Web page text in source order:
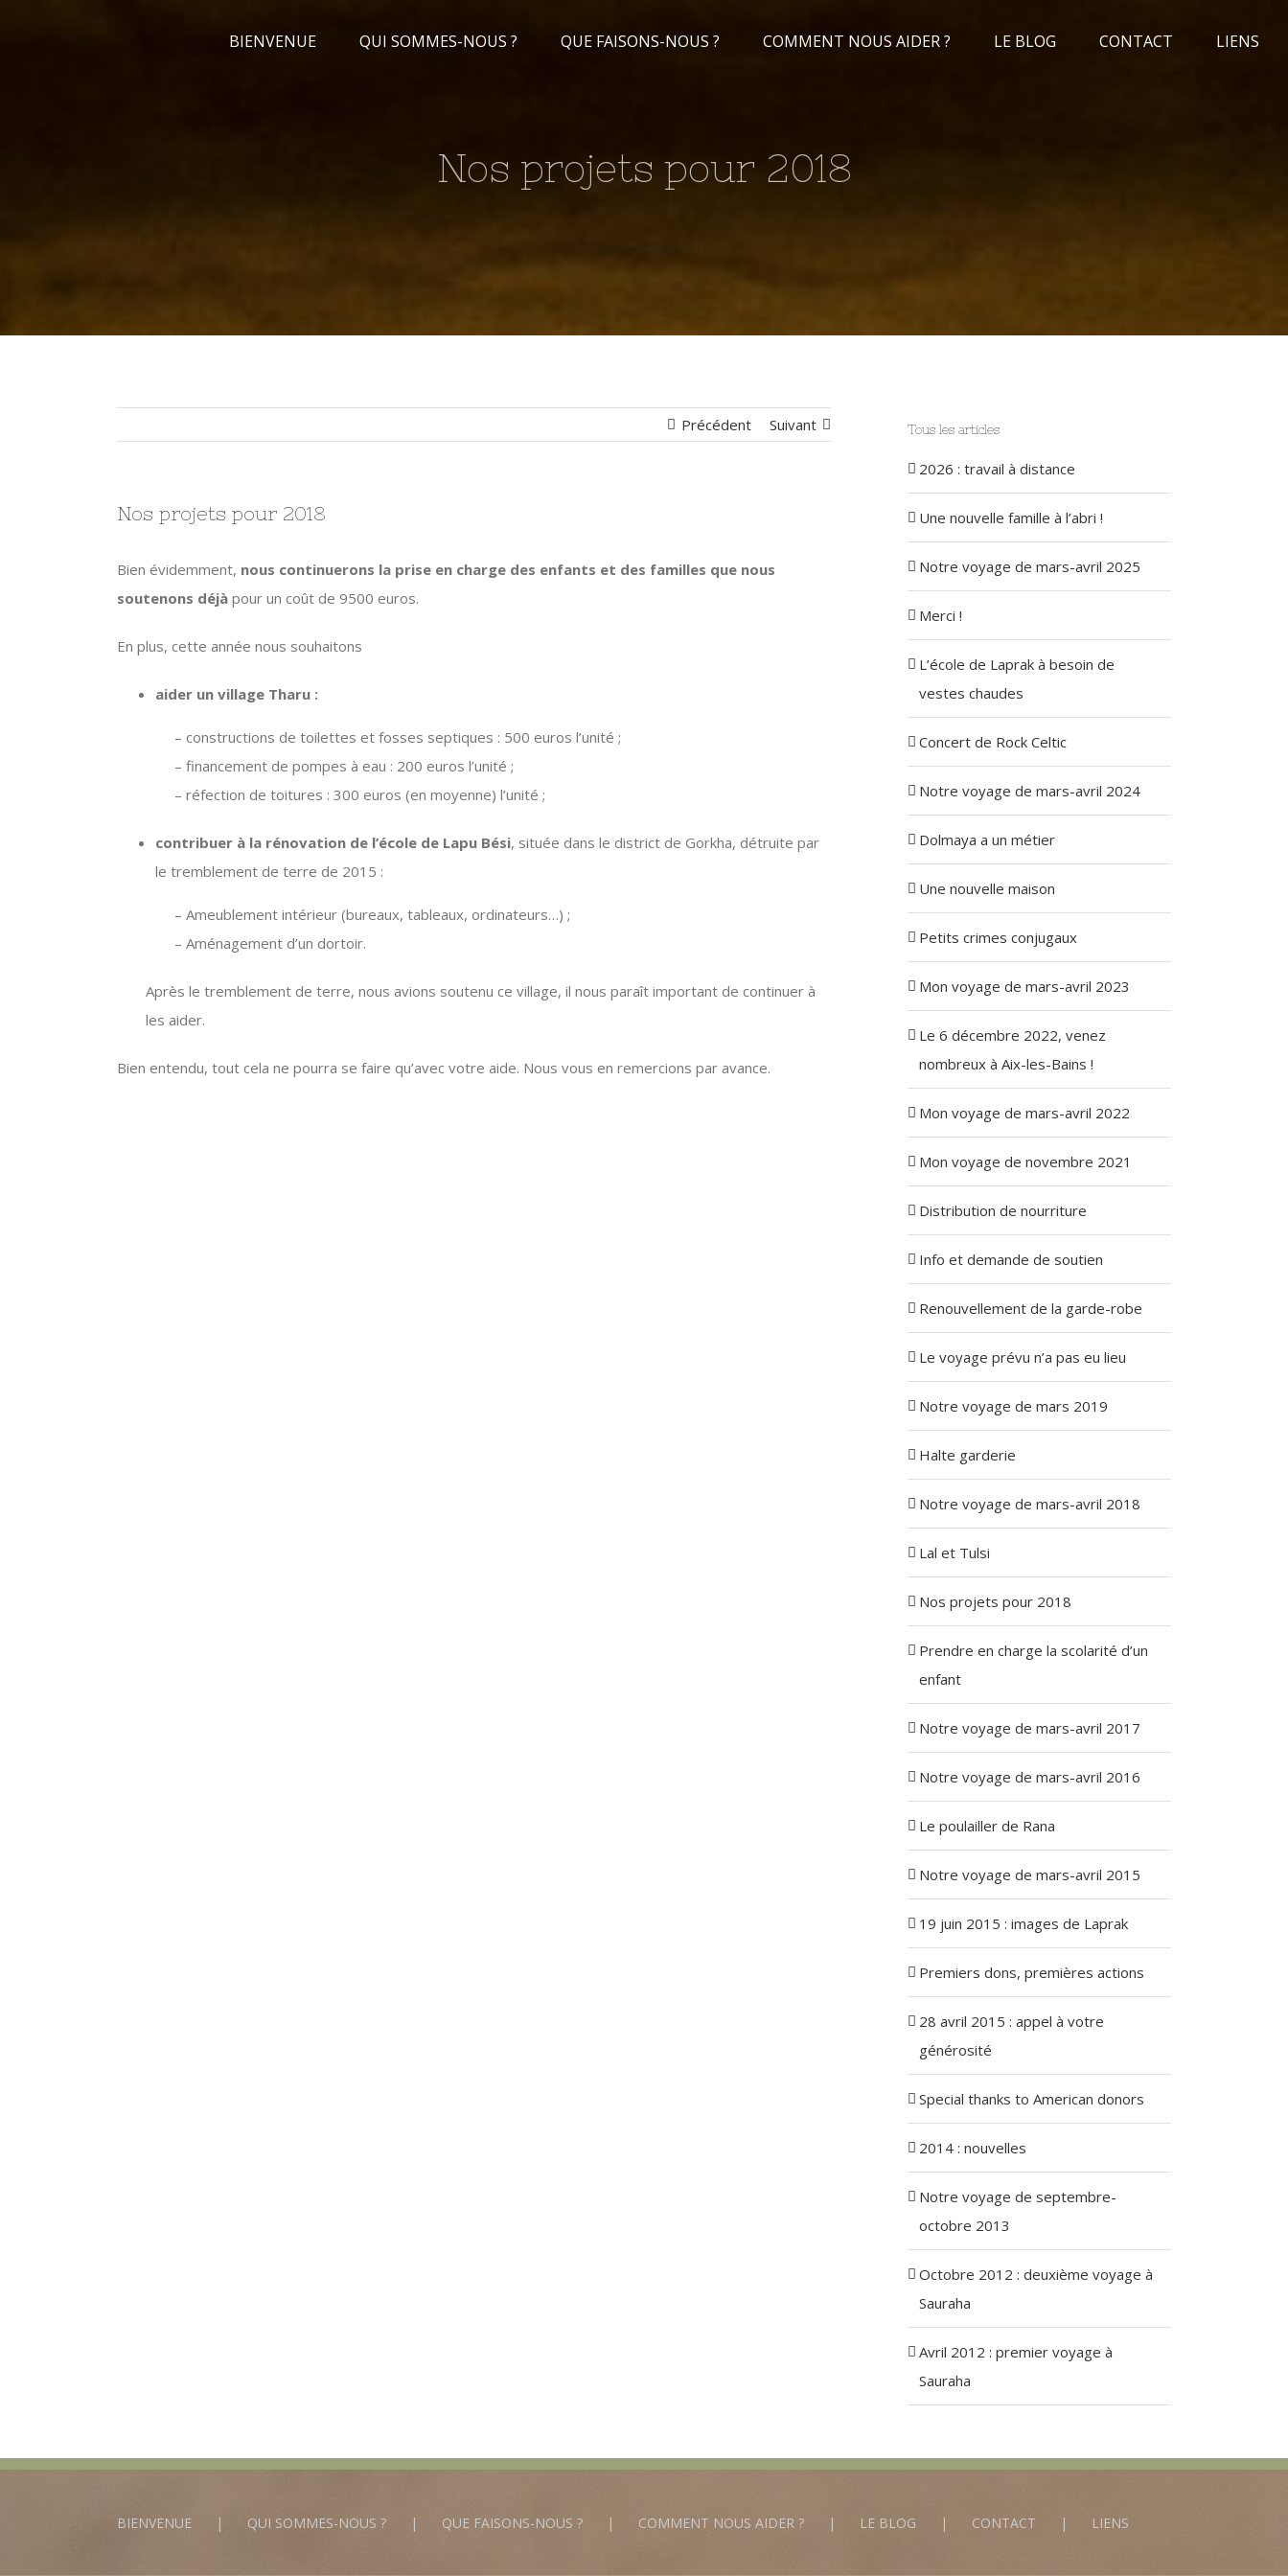
BIENVENUE QUI SOMMES-NOUS ? QUE FAISONS-NOUS ? COMMENT NOUS AIDER ? LE BLOG CONTACT LIENS
Nos projets pour 2018
Précédent Suivant
Nos projets pour 2018
Bien évidemment, nous continuerons la prise en charge des enfants et des familles que nous
soutenons déjà pour un coût de 9500 euros.
En plus, cette année nous souhaitons
aider un village Tharu :
– constructions de toilettes et fosses septiques : 500 euros l’unité ;
– financement de pompes à eau : 200 euros l’unité ;
– réfection de toitures : 300 euros (en moyenne) l’unité ;
contribuer à la rénovation de l’école de Lapu Bési, située dans le district de Gorkha, détruite par
le tremblement de terre de 2015 :
– Ameublement intérieur (bureaux, tableaux, ordinateurs…) ;
– Aménagement d’un dortoir.
Après le tremblement de terre, nous avions soutenu ce village, il nous paraît important de continuer à
les aider.
Bien entendu, tout cela ne pourra se faire qu’avec votre aide. Nous vous en remercions par avance.
Tous les articles
2026 : travail à distance
Une nouvelle famille à l’abri !
Notre voyage de mars-avril 2025
Merci !
L’école de Laprak à besoin de
vestes chaudes
Concert de Rock Celtic
Notre voyage de mars-avril 2024
Dolmaya a un métier
Une nouvelle maison
Petits crimes conjugaux
Mon voyage de mars-avril 2023
Le 6 décembre 2022, venez
nombreux à Aix-les-Bains !
Mon voyage de mars-avril 2022
Mon voyage de novembre 2021
Distribution de nourriture
Info et demande de soutien
Renouvellement de la garde-robe
Le voyage prévu n’a pas eu lieu
Notre voyage de mars 2019
Halte garderie
Notre voyage de mars-avril 2018
Lal et Tulsi
Nos projets pour 2018
Prendre en charge la scolarité d’un
enfant
Notre voyage de mars-avril 2017
Notre voyage de mars-avril 2016
Le poulailler de Rana
Notre voyage de mars-avril 2015
19 juin 2015 : images de Laprak
Premiers dons, premières actions
28 avril 2015 : appel à votre
générosité
Special thanks to American donors
2014 : nouvelles
Notre voyage de septembre-
octobre 2013
Octobre 2012 : deuxième voyage à
Sauraha
Avril 2012 : premier voyage à
Sauraha
BIENVENUE QUI SOMMES-NOUS ? QUE FAISONS-NOUS ? COMMENT NOUS AIDER ? LE BLOG CONTACT LIENS